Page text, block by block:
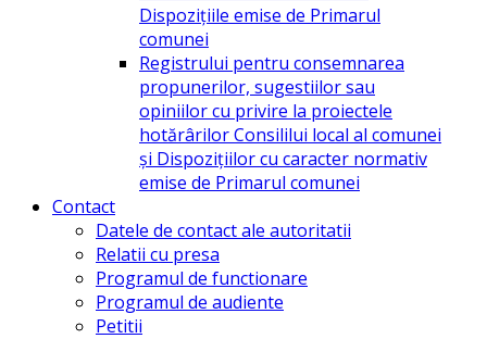
Dispozițiile emise de Primarul
comunei
Registrului pentru consemnarea
propunerilor, sugestiilor sau
opiniilor cu privire la proiectele
hotărârilor Consililui local al comunei
și Dispozițiilor cu caracter normativ
emise de Primarul comunei
Contact
Datele de contact ale autoritatii
Relatii cu presa
Programul de functionare
Programul de audiente
Petitii